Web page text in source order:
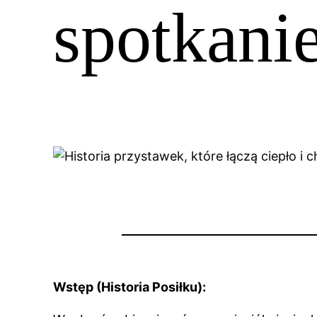
Wstęp (Historia Posiłku):